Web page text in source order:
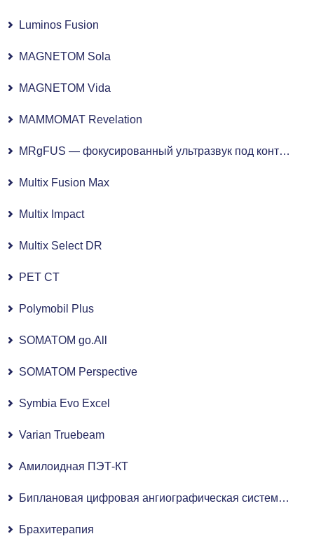
Luminos Fusion
MAGNETOM Sola
MAGNETOM Vida
MAMMOMAT Revelation
MRgFUS — фокусированный ультразвук под контролем МРТ
Multix Fusion Max
Multix Impact
Multix Select DR
PET CT
Polymobil Plus
SOMATOM go.All
SOMATOM Perspective
Symbia Evo Excel
Varian Truebeam
Амилоидная ПЭТ-КТ
Биплановая цифровая ангиографическая система с плоскопанельным детектором
Брахитерапия